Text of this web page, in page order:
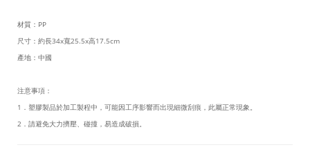
材質：PP
尺寸：約長34x寬25.5x高17.5cm
產地：中國
注意事項：
1．塑膠製品於加工製程中，可能因工序影響而出現細微刮痕，此屬正常現象。
2．請避免大力擠壓、碰撞，易造成破損。